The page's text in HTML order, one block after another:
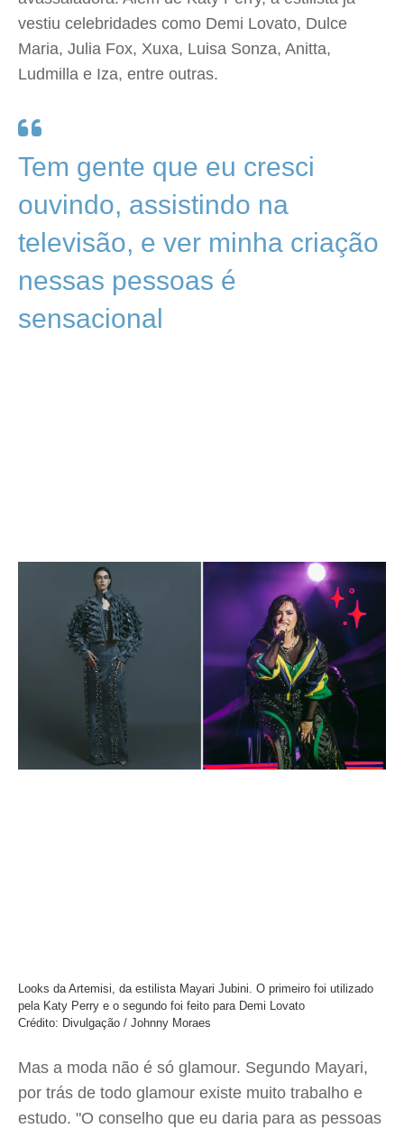
vestiu celebridades como Demi Lovato, Dulce
Maria, Julia Fox, Xuxa, Luisa Sonza, Anitta,
Ludmilla e Iza, entre outras.
Tem gente que eu cresci
ouvindo, assistindo na
televisão, e ver minha criação
nessas pessoas é
sensacional
Looks da Artemisi, da estilista Mayari Jubini. O primeiro foi utilizado
pela Katy Perry e o segundo foi feito para Demi Lovato
Crédito: Divulgação / Johnny Moraes
Mas a moda não é só glamour. Segundo Mayari,
por trás de todo glamour existe muito trabalho e
estudo. "O conselho que eu daria para as pessoas